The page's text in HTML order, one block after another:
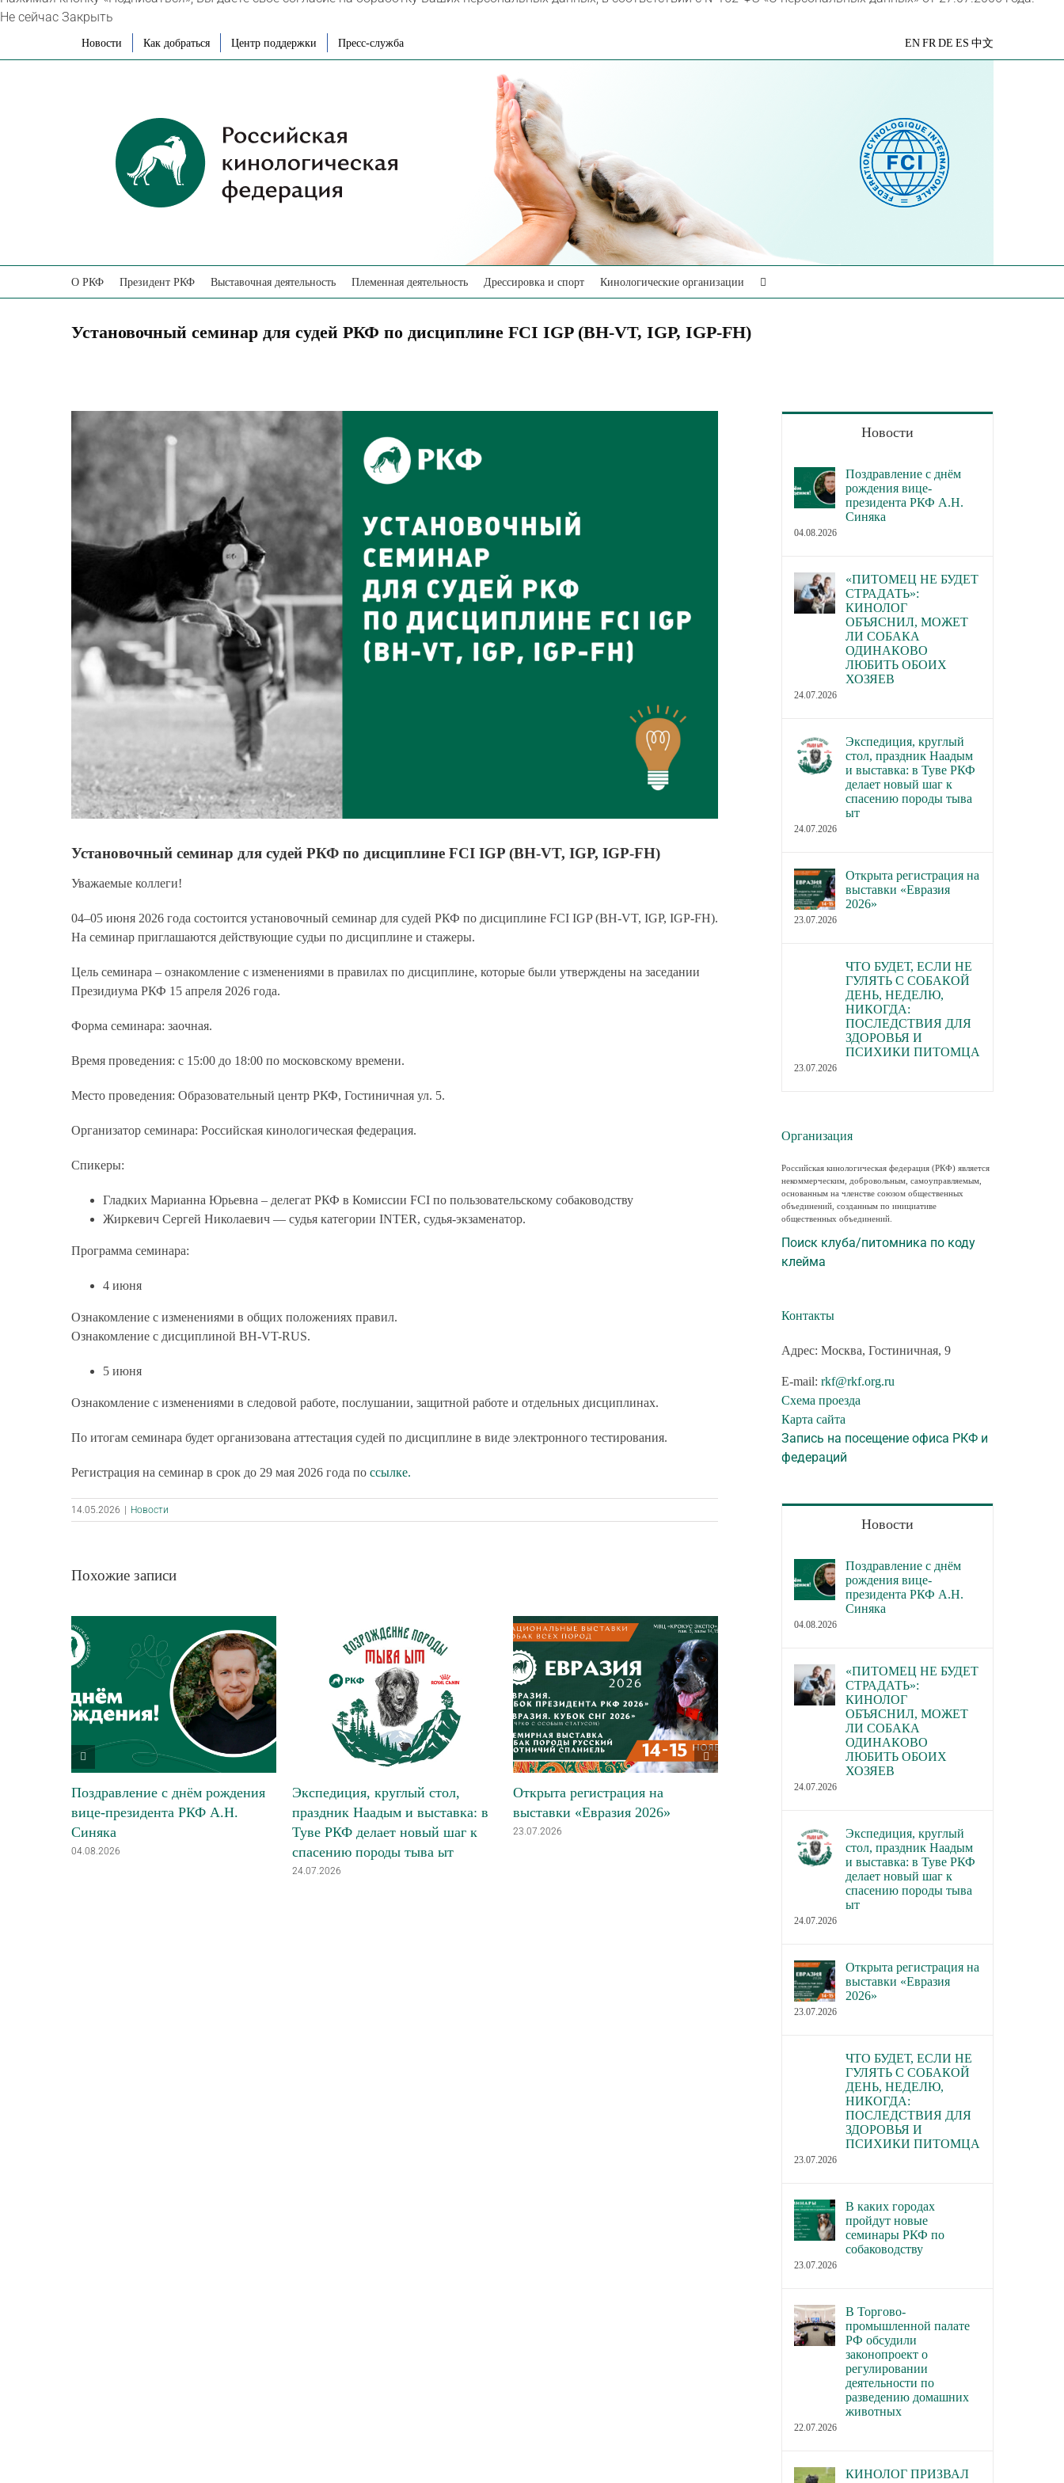
Не сейчас Закрыть
Новости Как добраться Центр поддержки Пресс-служба
Яндекс
EN FR DE ES 中文
О РКФ Президент РКФ Выставочная деятельность Племенная деятельность Дрессировка и спорт Кинологические организации
Установочный семинар для судей РКФ по дисциплине FCI IGP (BH-VT, IGP, IGP-FH)
Установочный семинар для судей РКФ по дисциплине FCI IGP (BH-VT, IGP, IGP-FH)
Уважаемые коллеги!
04–05 июня 2026 года состоится установочный семинар для судей РКФ по дисциплине FCI IGP (BH-VT, IGP, IGP-FH).
На семинар приглашаются действующие судьи по дисциплине и стажеры.
Цель семинара – ознакомление с изменениями в правилах по дисциплине, которые были утверждены на заседании
Президиума РКФ 15 апреля 2026 года.
Форма семинара: заочная.
Время проведения: с 15:00 до 18:00 по московскому времени.
Место проведения: Образовательный центр РКФ, Гостиничная ул. 5.
Организатор семинара: Российская кинологическая федерация.
Спикеры:
Гладких Марианна Юрьевна – делегат РКФ в Комиссии FCI по пользовательскому собаководству
Жиркевич Сергей Николаевич — судья категории INTER, судья-экзаменатор.
Программа семинара:
4 июня
Ознакомление с изменениями в общих положениях правил.
Ознакомление с дисциплиной BH-VT-RUS.
5 июня
Ознакомление с изменениями в следовой работе, послушании, защитной работе и отдельных дисциплинах.
По итогам семинара будет организована аттестация судей по дисциплине в виде электронного тестирования.
Регистрация на семинар в срок до 29 мая 2026 года по ссылке.
14.05.2026 Новости
Похожие записи
Поздравление с днём рождения
вице-президента РКФ А.Н.
Синяка
04.08.2026
Экспедиция, круглый стол,
праздник Наадым и выставка: в
Туве РКФ делает новый шаг к
спасению породы тыва ыт
24.07.2026
Открыта регистрация на
выставки «Евразия 2026»
23.07.2026
В каких городах пройдут новые
законопроект о
деятельности по
домашних
22.07.2026
Новости
Поздравление с днём
рождения вице-
президента РКФ А.Н.
Синяка
04.08.2026
«ПИТОМЕЦ НЕ БУДЕТ
СТРАДАТЬ»:
КИНОЛОГ
ОБЪЯСНИЛ, МОЖЕТ
ЛИ СОБАКА
ОДИНАКОВО
ЛЮБИТЬ ОБОИХ
ХОЗЯЕВ
24.07.2026
Экспедиция, круглый
стол, праздник Наадым
и выставка: в Туве РКФ
делает новый шаг к
спасению породы тыва
ыт
24.07.2026
Открыта регистрация на
выставки «Евразия
2026»
23.07.2026
ЧТО БУДЕТ, ЕСЛИ НЕ
ГУЛЯТЬ С СОБАКОЙ
ДЕНЬ, НЕДЕЛЮ,
НИКОГДА:
ПОСЛЕДСТВИЯ ДЛЯ
ЗДОРОВЬЯ И
ПСИХИКИ ПИТОМЦА
23.07.2026
Организация
Российская кинологическая федерация (РКФ) является
некоммерческим, добровольным, самоуправляемым,
основанным на членстве союзом общественных
объединений, созданным по инициативе
общественных объединений.
Поиск клуба/питомника по коду
клейма
Контакты
Адрес: Москва, Гостиничная, 9
E-mail: rkf@rkf.org.ru
Схема проезда
Карта сайта
Запись на посещение офиса РКФ и
федераций
Новости
Поздравление с днём
рождения вице-
президента РКФ А.Н.
Синяка
04.08.2026
«ПИТОМЕЦ НЕ БУДЕТ
СТРАДАТЬ»:
КИНОЛОГ
ОБЪЯСНИЛ, МОЖЕТ
ЛИ СОБАКА
ОДИНАКОВО
ЛЮБИТЬ ОБОИХ
ХОЗЯЕВ
24.07.2026
Экспедиция, круглый
стол, праздник Наадым
и выставка: в Туве РКФ
делает новый шаг к
спасению породы тыва
ыт
24.07.2026
Открыта регистрация на
выставки «Евразия
2026»
23.07.2026
ЧТО БУДЕТ, ЕСЛИ НЕ
ГУЛЯТЬ С СОБАКОЙ
ДЕНЬ, НЕДЕЛЮ,
НИКОГДА:
ПОСЛЕДСТВИЯ ДЛЯ
ЗДОРОВЬЯ И
ПСИХИКИ ПИТОМЦА
23.07.2026
В каких городах
пройдут новые
семинары РКФ по
собаководству
23.07.2026
В Торгово-
промышленной палате
РФ обсудили
законопроект о
регулировании
деятельности по
разведению домашних
животных
22.07.2026
КИНОЛОГ ПРИЗВАЛ